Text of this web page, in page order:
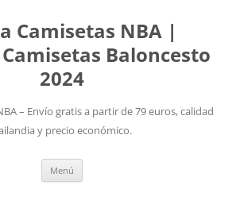
Camisetas NBA |
Baloncesto
2024
– Envío gratis a partir de 79 euros, calidad
y precio económico.
Menú